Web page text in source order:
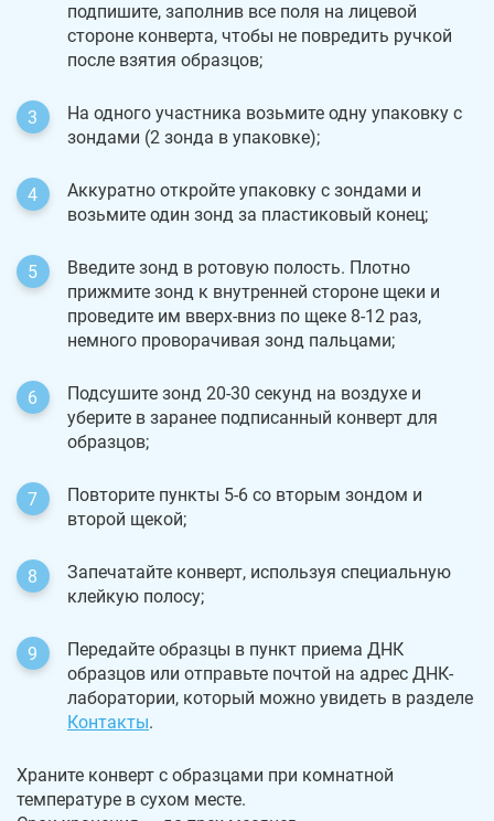
подпишите, заполнив все поля на лицевой
стороне конверта, чтобы не повредить ручкой
после взятия образцов;
На одного участника возьмите одну упаковку с
зондами (2 зонда в упаковке);
Аккуратно откройте упаковку с зондами и
возьмите один зонд за пластиковый конец;
Введите зонд в ротовую полость. Плотно
прижмите зонд к внутренней стороне щеки и
проведите им вверх-вниз по щеке 8-12 раз,
немного проворачивая зонд пальцами;
Подсушите зонд 20-30 секунд на воздухе и
уберите в заранее подписанный конверт для
образцов;
Повторите пункты 5-6 со вторым зондом и
второй щекой;
Запечатайте конверт, используя специальную
клейкую полосу;
Передайте образцы в пункт приема ДНК
образцов или отправьте почтой на адрес ДНК-
лаборатории, который можно увидеть в разделе
Контакты.
Храните конверт с образцами при комнатной
температуре в сухом месте.